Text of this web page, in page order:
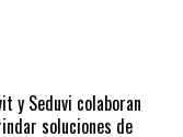
y Seduvi colaboran
soluciones de